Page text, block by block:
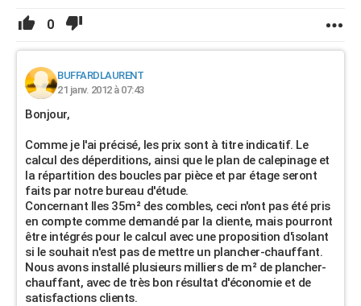
0
BUFFARDLAURENT
21 janv. 2012 à 07:43
Bonjour,
Comme je l'ai précisé, les prix sont à titre indicatif. Le
calcul des déperditions, ainsi que le plan de calepinage et
la répartition des boucles par pièce et par étage seront
faits par notre bureau d'étude.
Concernant lles 35m² des combles, ceci n'ont pas été pris
en compte comme demandé par la cliente, mais pourront
être intégrés pour le calcul avec une proposition d'isolant
si le souhait n'est pas de mettre un plancher-chauffant.
Nous avons installé plusieurs milliers de m² de plancher-
chauffant, avec de très bon résultat d'économie et de
satisfactions clients.